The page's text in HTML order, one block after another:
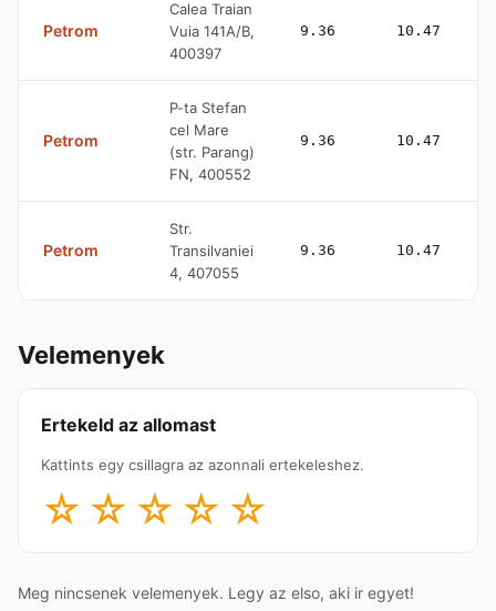
Petrom
Calea Traian
Vuia 141A/B,
400397
9.36 10.47
Petrom
P-ta Stefan
cel Mare
(str. Parang)
FN, 400552
9.36 10.47
Petrom
Str.
Transilvaniei
4, 407055
9.36 10.47
Velemenyek
Ertekeld az allomast
Kattints egy csillagra az azonnali ertekeleshez.
☆ ☆ ☆ ☆ ☆
Meg nincsenek velemenyek. Legy az elso, aki ir egyet!